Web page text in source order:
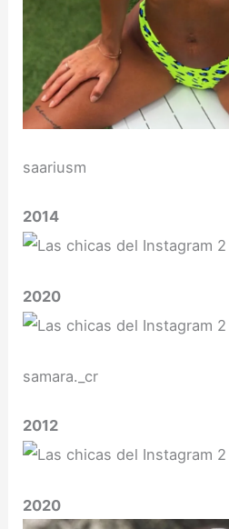
saariusm
2014
2020
samara._cr
2012
2020